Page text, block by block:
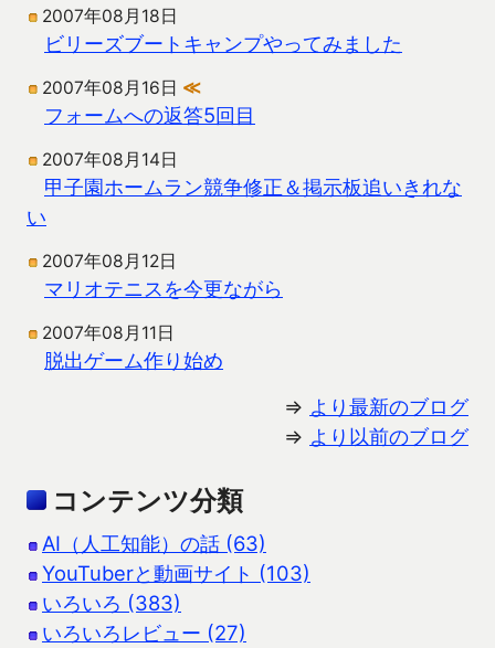
2007年08月18日
ビリーズブートキャンプやってみました
2007年08月16日 ≪
フォームへの返答5回目
2007年08月14日
甲子園ホームラン競争修正＆掲示板追いきれな
い
2007年08月12日
マリオテニスを今更ながら
2007年08月11日
脱出ゲーム作り始め
⇒ より最新のブログ
⇒ より以前のブログ
コンテンツ分類
AI（人工知能）の話 (63)
YouTuberと動画サイト (103)
いろいろ (383)
いろいろレビュー (27)